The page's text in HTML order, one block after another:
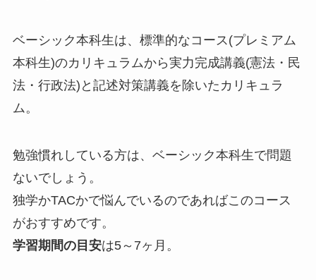
ベーシック本科生は、標準的なコース(プレミアム
本科生)のカリキュラムから実力完成講義(憲法・民
法・行政法)と記述対策講義を除いたカリキュラ
ム。
勉強慣れしている方は、ベーシック本科生で問題
ないでしょう。
独学かTACかで悩んでいるのであればこのコース
がおすすめです。
学習期間の目安は5～7ヶ月。